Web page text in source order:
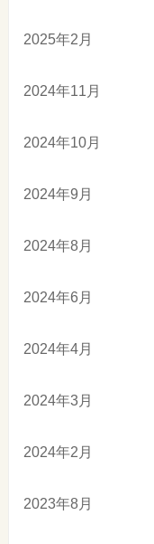
2025年2月
2024年11月
2024年10月
2024年9月
2024年8月
2024年6月
2024年4月
2024年3月
2024年2月
2023年8月